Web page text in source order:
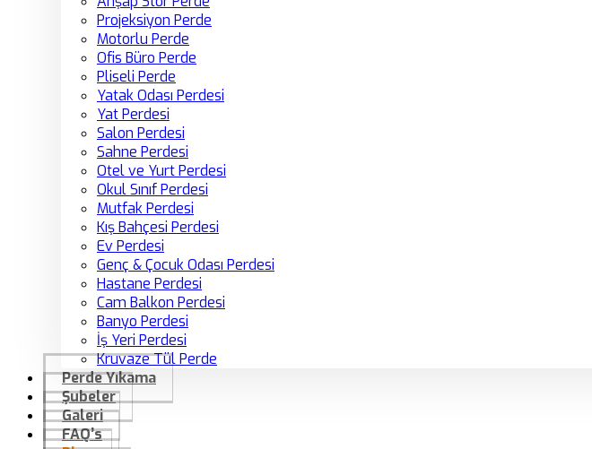
Projeksiyon Perde
Motorlu Perde
Ofis Büro Perde
Pliseli Perde
Yatak Odası Perdesi
Yat Perdesi
Salon Perdesi
Sahne Perdesi
Otel ve Yurt Perdesi
Okul Sınıf Perdesi
Mutfak Perdesi
Kış Bahçesi Perdesi
Ev Perdesi
Genç & Çocuk Odası Perdesi
Hastane Perdesi
Cam Balkon Perdesi
Banyo Perdesi
İş Yeri Perdesi
Kruvaze Tül Perde
Perde Yıkama
Şubeler
Galeri
FAQ’s